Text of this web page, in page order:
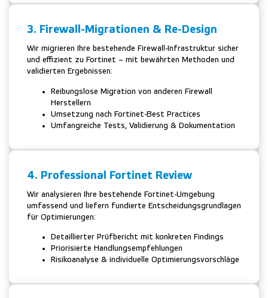
3. Firewall-Migrationen & Re-Design
Wir migrieren Ihre bestehende Firewall-Infrastruktur sicher
und effizient zu Fortinet – mit bewährten Methoden und
validierten Ergebnissen:
Reibungslose Migration von anderen Firewall
Herstellern
Umsetzung nach Fortinet-Best Practices
Umfangreiche Tests, Validierung & Dokumentation
4. Professional Fortinet Review
Wir analysieren Ihre bestehende Fortinet-Umgebung
umfassend und liefern fundierte Entscheidungsgrundlagen
für Optimierungen:
Detaillierter Prüfbericht mit konkreten Findings
Priorisierte Handlungsempfehlungen
Risikoanalyse & individuelle Optimierungsvorschläge